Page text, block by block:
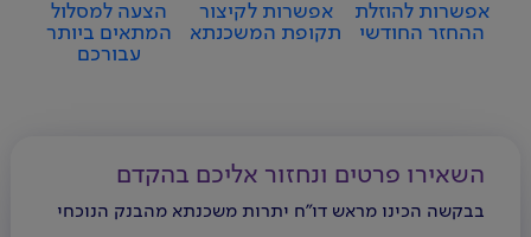
אפשרות להוזלת
ההחזר החודשי
אפשרות לקיצור
תקופת המשכנתא
הצעה למסלול
המתאים ביותר
עבורכם
השאירו פרטים ונחזור אליכם בהקדם
בבקשה הכינו מראש דו"ח יתרות משכנתא מהבנק הנוכחי